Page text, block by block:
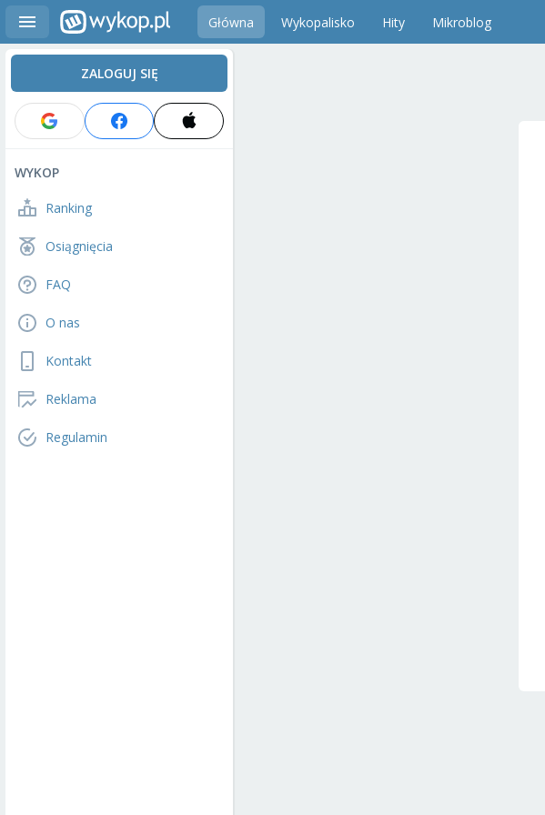
Główna Wykopalisko Hity Mikroblog
ZALOGUJ SIĘ
WYKOP
Ranking
Osiągnięcia
FAQ
O nas
Kontakt
Reklama
Regulamin